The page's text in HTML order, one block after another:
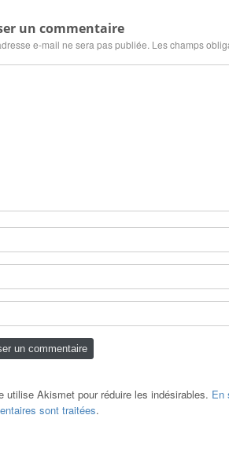
un commentaire
e-mail ne sera pas publiée. Les champs
utilise Akismet pour réduire les indésirables. En
sont traitées.